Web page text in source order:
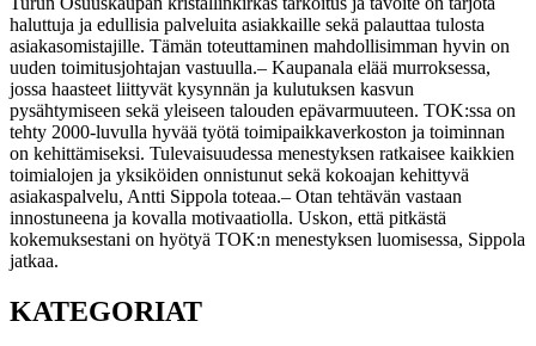
haluttuja ja edullisia palveluita asiakkaille sekä palauttaa tulosta
asiakasomistajille. Tämän toteuttaminen mahdollisimman hyvin on
uuden toimitusjohtajan vastuulla.– Kaupanala elää murroksessa,
jossa haasteet liittyvät kysynnän ja kulutuksen kasvun
pysähtymiseen sekä yleiseen talouden epävarmuuteen. TOK:ssa on
tehty 2000-luvulla hyvää työtä toimipaikkaverkoston ja toiminnan
on kehittämiseksi. Tulevaisuudessa menestyksen ratkaisee kaikkien
toimialojen ja yksiköiden onnistunut sekä kokoajan kehittyvä
asiakaspalvelu, Antti Sippola toteaa.– Otan tehtävän vastaan
innostuneena ja kovalla motivaatiolla. Uskon, että pitkästä
kokemuksestani on hyötyä TOK:n menestyksen luomisessa, Sippola
jatkaa.
KATEGORIAT